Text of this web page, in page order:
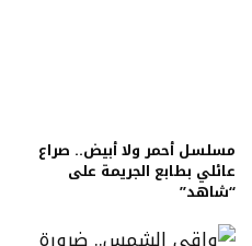
مسلسل أحمر ولا أبيض.. صراع
عائلي بطابع الجريمة على
“شاهد”